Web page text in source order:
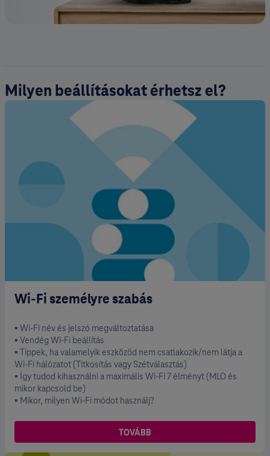
Milyen beállításokat érhetsz el?
Wi-Fi személyre szabás
▪ Wi-Fi név és jelszó megváltoztatása
▪ Vendég Wi-Fi beállítás
▪ Tippek, ha valamelyik eszközöd nem csatlakozik/nem látja a
Wi-Fi hálózatot (Titkosítás vagy Szétválasztás)
▪ Így tudod kihasználni a maximális Wi-Fi 7 élményt (MLO és
mikor kapcsold be)
▪ Mikor, milyen Wi-Fi módot használj?
TOVÁBB